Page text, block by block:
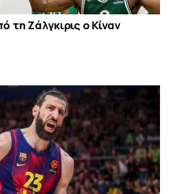
τη Ζάλγκιρις ο Κίναν